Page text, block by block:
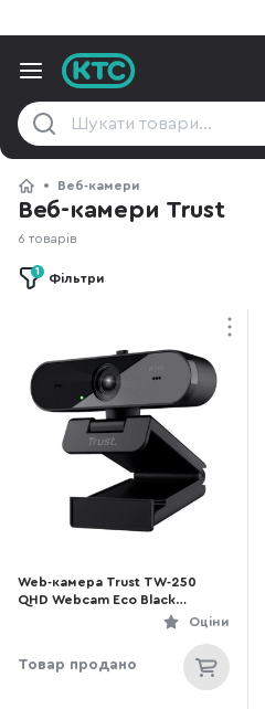
Веб-камери
Веб-камери Trust
6 товарів
Фільтри
1
Web-камера Trust TW-250
QHD Webcam Eco Black
Оціни
Товар продано